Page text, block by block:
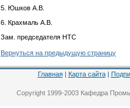
5. Юшков А.В.
6. Крахмаль А.В.
Зам. председателя
Вернуться на предыдущую страницу
Главная| Карта сайта|
Copyright 1999-2003 Кафедра